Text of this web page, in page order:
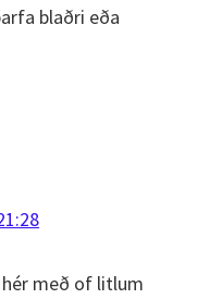
blaðri eða
með of litlum